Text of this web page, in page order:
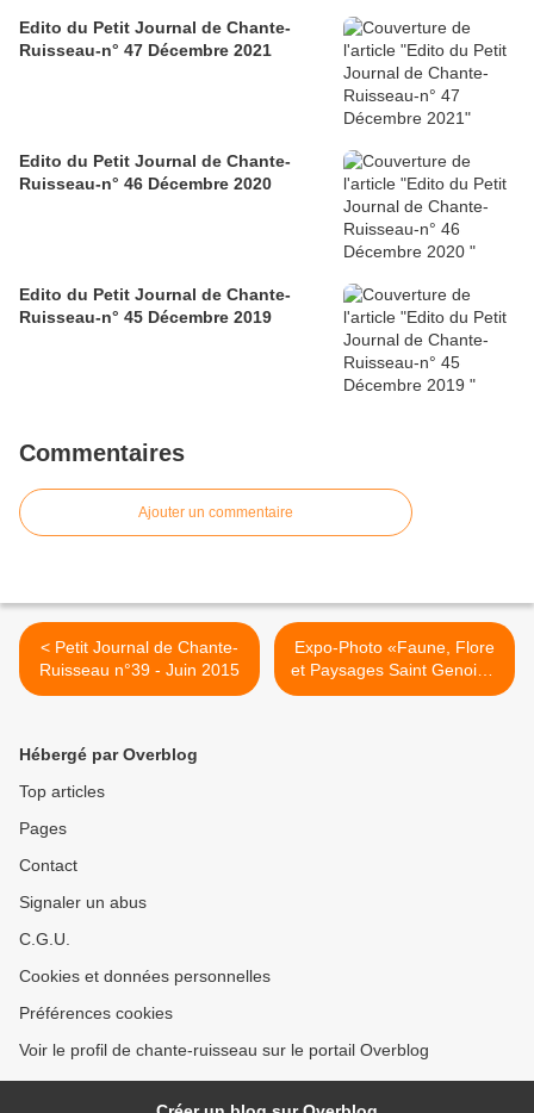
Edito du Petit Journal de Chante-
Ruisseau-n° 47 Décembre 2021
Edito du Petit Journal de Chante-
Ruisseau-n° 46 Décembre 2020
Edito du Petit Journal de Chante-
Ruisseau-n° 45 Décembre 2019
Commentaires
Ajouter un commentaire
< Petit Journal de Chante-
Ruisseau n°39 - Juin 2015
Expo-Photo «Faune, Flore
et Paysages Saint Genois »
>
Hébergé par Overblog
Top articles
Pages
Contact
Signaler un abus
C.G.U.
Cookies et données personnelles
Préférences cookies
Voir le profil de chante-ruisseau sur le portail Overblog